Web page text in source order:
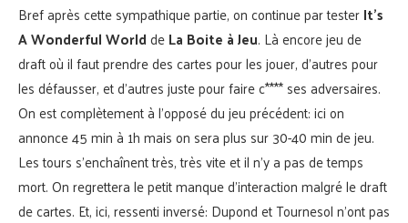
Bref après cette sympathique partie, on continue par testerIt’s
A Wonderful WorlddeLa Boite à Jeu. Là encore jeu de
draft où il faut prendre des cartes pour les jouer, d’autres pour
les défausser, et d’autres juste pour faire c**** ses adversaires.
On est complètement à l’opposé du jeu précédent: ici on
annonce 45 min à 1h mais on sera plus sur 30-40 min de jeu.
Les tours s’enchaînent très, très vite et il n’y a pas de temps
mort. On regrettera le petit manque d’interaction malgré le draft
de cartes. Et, ici, ressenti inversé: Dupond et Tournesol n’ont pas